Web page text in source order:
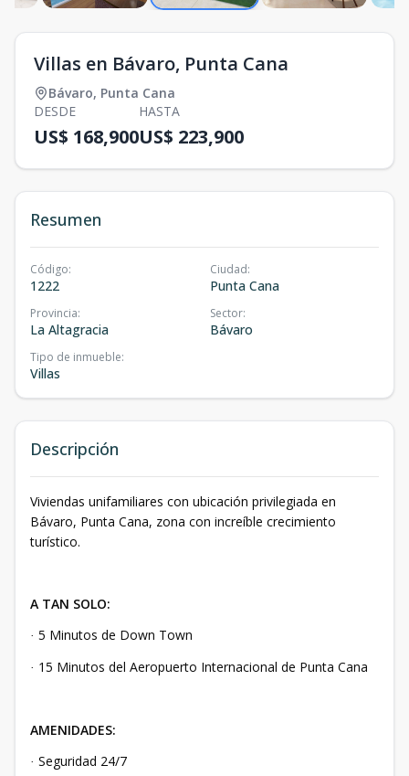
Villas en Bávaro, Punta Cana
Bávaro, Punta Cana
DESDE
US$ 168,900
HASTA
US$ 223,900
Resumen
Código:
1222
Ciudad:
Punta Cana
Provincia:
La Altagracia
Sector:
Bávaro
Tipo de inmueble:
Villas
Descripción
Viviendas unifamiliares con ubicación privilegiada en
Bávaro, Punta Cana, zona con increíble crecimiento
turístico.
A TAN SOLO:
· 5 Minutos de Down Town
· 15 Minutos del Aeropuerto Internacional de Punta Cana
AMENIDADES:
· Seguridad 24/7